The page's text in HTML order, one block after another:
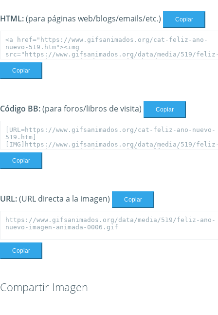
HTML:(para páginas web/blogs/emails/etc.) Copiar
Copiar
Código BB:(para foros/libros de visita) Copiar
Copiar
URL:(URL directa a la imagen) Copiar
Copiar
Compartir Imagen